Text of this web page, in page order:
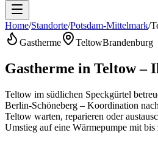
Home/Standorte/Potsdam-Mittelmark/
Gastherme
TeltowBrandenburg
Gastherme in Teltow–
Teltow im südlichen Speckgürtel
Berlin-Schöneberg – Koordination
Teltow warten, reparieren oder
Umstieg auf eine Wärmepumpe mit